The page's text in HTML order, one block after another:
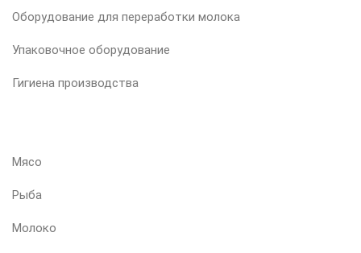
Оборудование для переработки молока
Упаковочное оборудование
Гигиена производства
Мясо
Рыба
Молоко